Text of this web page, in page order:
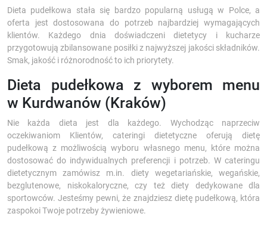
Dieta pudełkowa stała się bardzo popularną usługą w Polce, a
oferta jest dostosowana do potrzeb najbardziej wymagających
klientów. Każdego dnia doświadczeni dietetycy i kucharze
przygotowują zbilansowane posiłki z najwyższej jakości składników.
Smak, jakość i różnorodność to ich priorytety.
Dieta pudełkowa z wyborem menu
w Kurdwanów (Kraków)
Nie każda dieta jest dla każdego. Wychodząc naprzeciw
oczekiwaniom Klientów, cateringi dietetyczne oferują dietę
pudełkową z możliwością wyboru własnego menu, które można
dostosować do indywidualnych preferencji i potrzeb. W cateringu
dietetycznym zamówisz m.in. diety wegetariańskie, wegańskie,
bezglutenowe, niskokaloryczne, czy też diety dedykowane dla
sportowców. Jesteśmy pewni, że znajdziesz dietę pudełkową, która
zaspokoi Twoje potrzeby żywieniowe.